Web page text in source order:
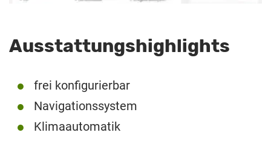
Ausstattungshighlights
frei konfigurierbar
Navigationssystem
Klimaautomatik